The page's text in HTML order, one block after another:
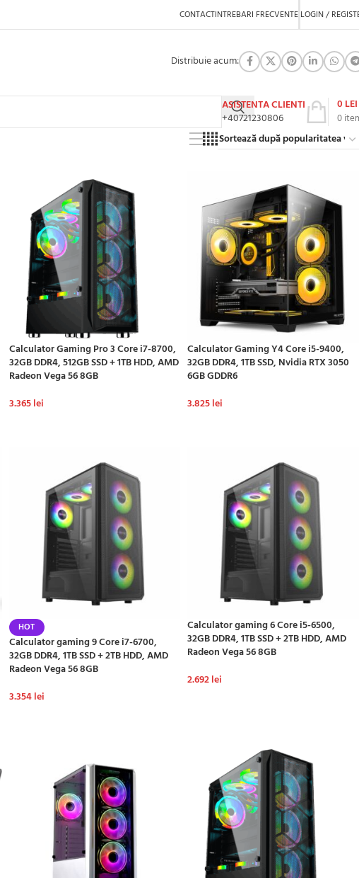
CONTACTINTREBARI FRECVENTE LOGIN /
Distribuie acum:
ASISTENTA CLIENTI
+40721230806
0
0 LEI
Calculator Gaming Pro 3 Core i7-8700,
32GB DDR4, 512GB SSD + 1TB HDD, AMD
Radeon Vega 56 8GB
3.365lei
Calculator Gaming Y4 Core i5-9400,
32GB DDR4, 1TB SSD, Nvidia RTX 3050
6GB GDDR6
3.825lei
HOT
Calculator gaming 9 Core i7-6700,
32GB DDR4, 1TB SSD + 2TB HDD, AMD
Radeon Vega 56 8GB
3.354lei
Calculator gaming 6 Core i5-6500,
32GB DDR4, 1TB SSD + 2TB HDD, AMD
Radeon Vega 56 8GB
2.692lei